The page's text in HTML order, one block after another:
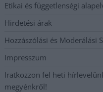
Etikai és függetlenségi
Hirdetési árak
Hozzászólási és Moderálási
Impresszum
Iratkozzon fel heti
megyénkről!